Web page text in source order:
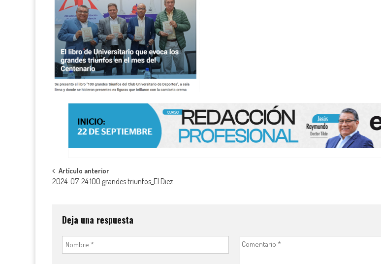
Navegación
entradas
Artículo anterior
2024-07-24 100 grandes triunfos_El Diez
Deja una respuesta